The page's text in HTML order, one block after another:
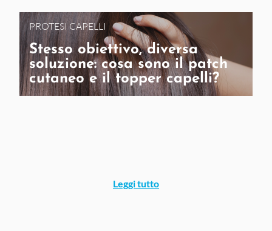
PROTESI CAPELLI
Stesso obiettivo, diversa
soluzione: cosa sono il patch
cutaneo e il topper capelli?
Leggi tutto